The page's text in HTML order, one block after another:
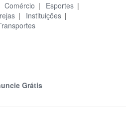
Comércio | Esportes |
| Instituições|
Grátis